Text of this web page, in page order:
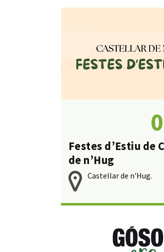
Festes d’Estiu de
de n’Hug
Castellar de n'Hug.